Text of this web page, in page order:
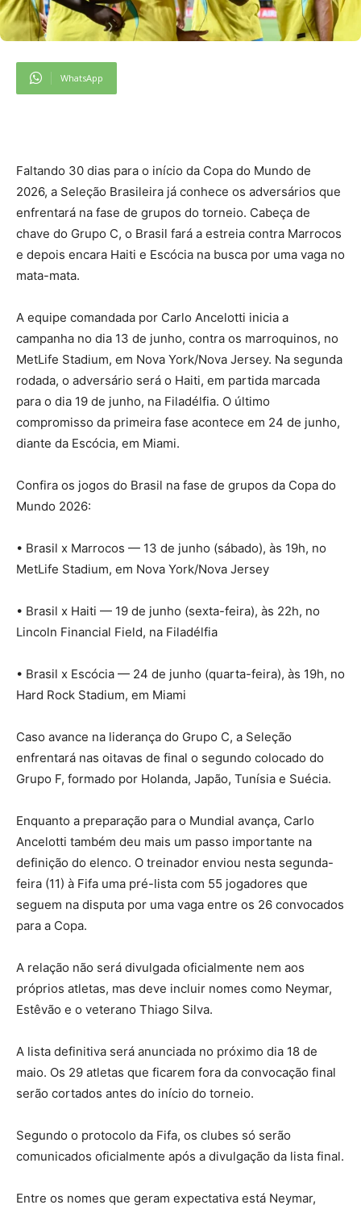
WhatsApp
Faltando 30 dias para o início da Copa do Mundo de
2026, a Seleção Brasileira já conhece os adversários que
enfrentará na fase de grupos do torneio. Cabeça de
chave do Grupo C, o Brasil fará a estreia contra Marrocos
e depois encara Haiti e Escócia na busca por uma vaga no
mata-mata.
A equipe comandada por Carlo Ancelotti inicia a
campanha no dia 13 de junho, contra os marroquinos, no
MetLife Stadium, em Nova York/Nova Jersey. Na segunda
rodada, o adversário será o Haiti, em partida marcada
para o dia 19 de junho, na Filadélfia. O último
compromisso da primeira fase acontece em 24 de junho,
diante da Escócia, em Miami.
Confira os jogos do Brasil na fase de grupos da Copa do
Mundo 2026:
• Brasil x Marrocos — 13 de junho (sábado), às 19h, no
MetLife Stadium, em Nova York/Nova Jersey
• Brasil x Haiti — 19 de junho (sexta-feira), às 22h, no
Lincoln Financial Field, na Filadélfia
• Brasil x Escócia — 24 de junho (quarta-feira), às 19h, no
Hard Rock Stadium, em Miami
Caso avance na liderança do Grupo C, a Seleção
enfrentará nas oitavas de final o segundo colocado do
Grupo F, formado por Holanda, Japão, Tunísia e Suécia.
Enquanto a preparação para o Mundial avança, Carlo
Ancelotti também deu mais um passo importante na
definição do elenco. O treinador enviou nesta segunda-
feira (11) à Fifa uma pré-lista com 55 jogadores que
seguem na disputa por uma vaga entre os 26 convocados
para a Copa.
A relação não será divulgada oficialmente nem aos
próprios atletas, mas deve incluir nomes como Neymar,
Estêvão e o veterano Thiago Silva.
A lista definitiva será anunciada no próximo dia 18 de
maio. Os 29 atletas que ficarem fora da convocação final
serão cortados antes do início do torneio.
Segundo o protocolo da Fifa, os clubes só serão
comunicados oficialmente após a divulgação da lista final.
Entre os nomes que geram expectativa está Neymar,